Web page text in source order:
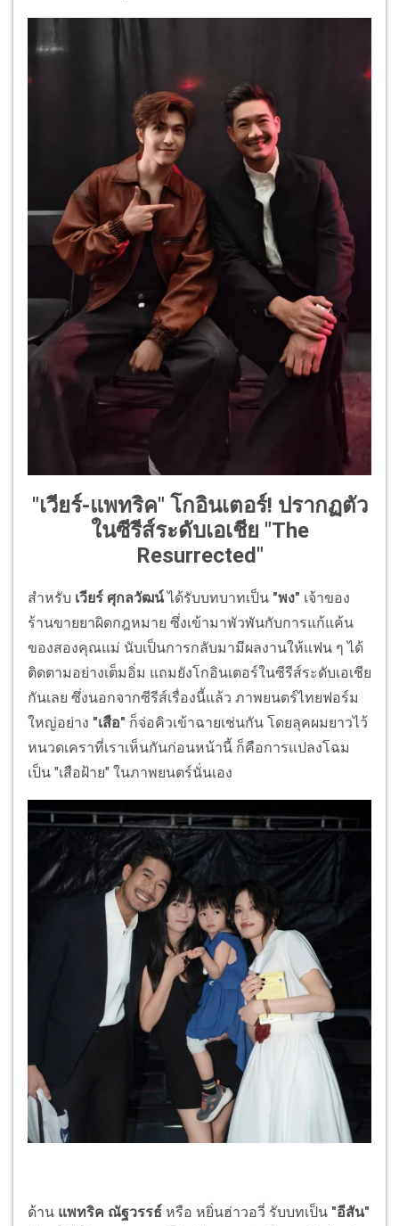
"เวียร์-แพทริค" โกอินเตอร์! ปรากฏตัว
ในซีรีส์ระดับเอเชีย "The
Resurrected"
สำหรับ เวียร์ ศุกลวัฒน์ได้รับบทบาทเป็น "พง" เจ้าของ
ร้านขายยาผิดกฎหมาย ซึ่งเข้ามาพัวพันกับการแก้แค้น
ของสองคุณแม่ นับเป็นการกลับมามีผลงานให้แฟน ๆ ได้
ติดตามอย่างเต็มอิ่ม แถมยังโกอินเตอร์ในซีรีส์ระดับเอเชีย
กันเลย ซึ่งนอกจากซีรีส์เรื่องนี้แล้ว ภาพยนตร์ไทยฟอร์ม
ใหญ่อย่าง "เสือ" ก็จ่อคิวเข้าฉายเช่นกัน โดยลุคผมยาวไว้
หนวดเคราที่เราเห็นกันก่อนหน้านี้ ก็คือการแปลงโฉม
เป็น "เสือฝ้าย" ในภาพยนตร์นั่นเอง
ด้าน แพทริค ณัฐวรรธ์ หรือ หยิ่นฮ่าวอวี่ รับบทเป็น "อีสัน"